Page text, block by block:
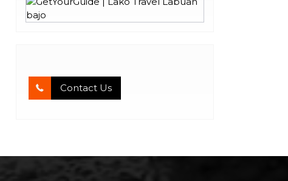
Contact Us